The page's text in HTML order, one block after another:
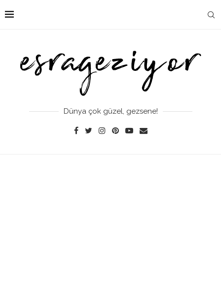
Dünya çok güzel, gezsene!